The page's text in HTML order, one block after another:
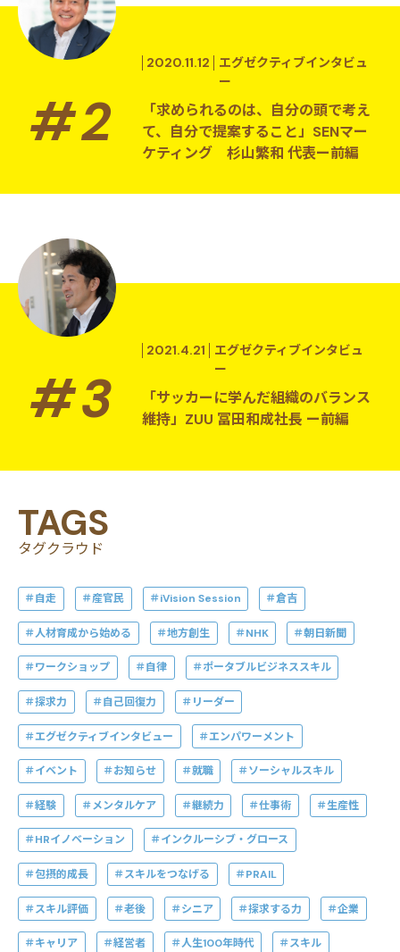
「求められるのは、自分の頭で考え
て、自分で提案すること」SENマー
ケティング 杉山繁和 代表ー前編
エグゼクティブインタビュ
ー
2020.11.12
「サッカーに学んだ組織のバランス
維持」ZUU 冨田和成社長 ー前編
エグゼクティブインタビュ
ー
2021.4.21
TAGS
タグクラウド
自走 産官民 iVision Session 倉吉
人材育成から始める 地方創生 NHK 朝日新聞
ワークショップ 自律 ポータブルビジネススキル
探求力 自己回復力 リーダー
エグゼクティブインタビュー エンパワーメント
イベント お知らせ 就職 ソーシャルスキル
経験 メンタルケア 継続力 仕事術 生産性
HRイノベーション インクルーシブ・グロース
包摂的成長 スキルをつなげる PRAIL
スキル評価 老後 シニア 探求する力 企業
キャリア 経営者 人生100年時代 スキル